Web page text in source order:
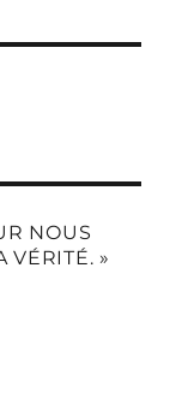
NOUS
VÉRITÉ. »